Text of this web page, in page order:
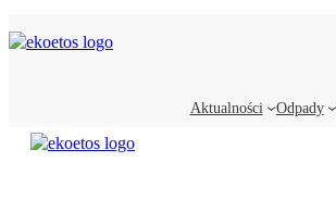
Aktualności Odpady